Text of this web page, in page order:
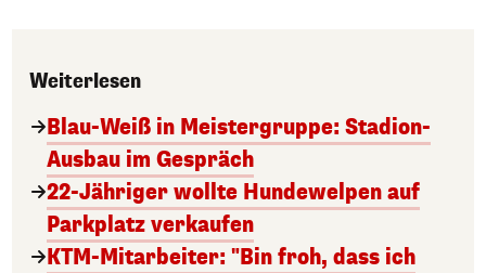
Weiterlesen
Blau-Weiß in Meistergruppe: Stadion-
Ausbau im Gespräch
22-Jähriger wollte Hundewelpen auf
Parkplatz verkaufen
KTM-Mitarbeiter: "Bin froh, dass ich